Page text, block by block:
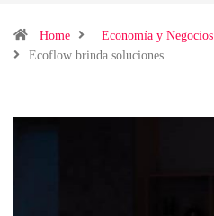
Home
Economía y Negocios
Ecoflow brinda soluciones…